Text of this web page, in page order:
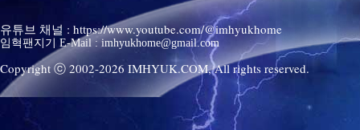
유튜브 채널 : https://www.youtube.com/@imhyukhome
임혁팬지기 E-Mail : imhyukhome@gmail.com
Copyright ⓒ 2002-2026 IMHYUK.COM,All rights reserved.